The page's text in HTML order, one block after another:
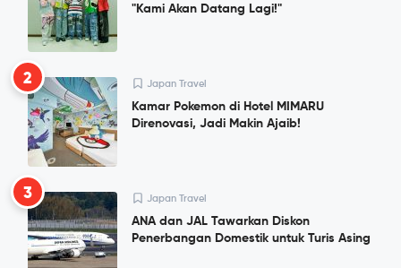
"Kami Akan Datang Lagi!"
2 Japan Travel
Kamar Pokemon di Hotel MIMARU
Direnovasi, Jadi Makin Ajaib!
3 Japan Travel
ANA dan JAL Tawarkan Diskon
Penerbangan Domestik untuk Turis Asing